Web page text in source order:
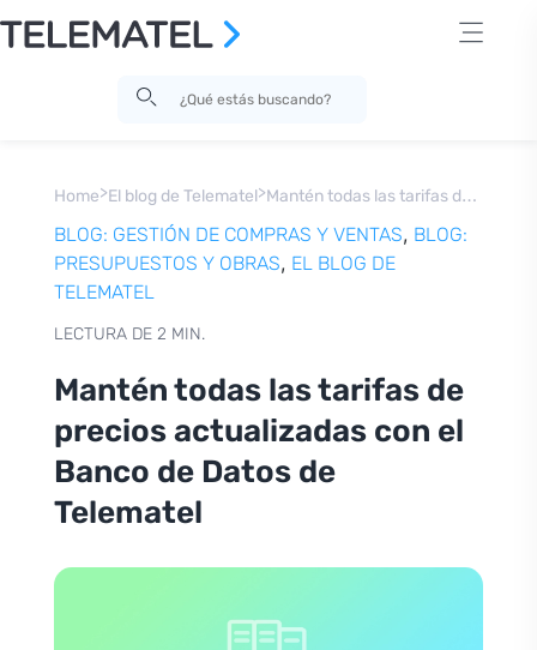
Home>El blog de Telematel> M
antén todas las tarifas de precios actualizadas con el Banco de Datos de Telematel
BLOG: GESTIÓN DE COMPRAS Y VENTAS, BLOG:
PRESUPUESTOS Y OBRAS, EL BLOG DE
TELEMATEL
LECTURA DE 2 MIN.
Mantén todas las tarifas de
precios actualizadas con el
Banco de Datos de
Telematel